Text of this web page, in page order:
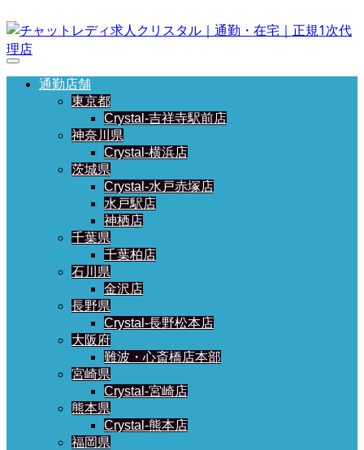
通勤店舗
東京都
Crystal-吉祥寺駅前店
神奈川県
Crystal-横浜店
茨城県
Crystal-水戸赤塚店
水戸駅店
神栖店
千葉県
千葉柏店
石川県
金沢店
長野県
Crystal-長野松本店
大阪府
難波・心斎橋店本部
宮崎県
Crystal-宮崎店
熊本県
Crystal-熊本店
福岡県